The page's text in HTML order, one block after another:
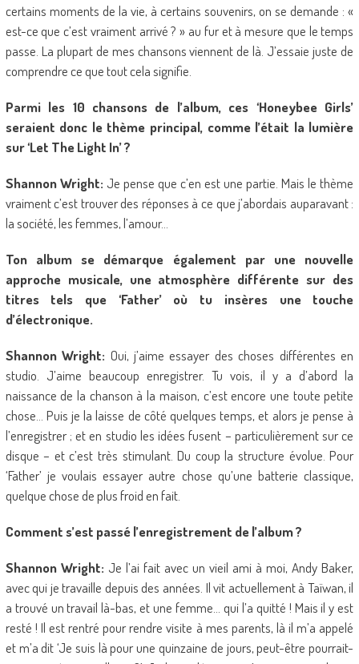
certains moments de la vie, à certains souvenirs, on se demande : «
est-ce que c’est vraiment arrivé ? » au fur et à mesure que le temps
passe. La plupart de mes chansons viennent de là. J’essaie juste de
comprendre ce que tout cela signifie.
Parmi les 10 chansons de l’album, ces ‘Honeybee Girls’
seraient donc le thème principal, comme l’était la lumière
sur ‘Let The Light In’ ?
Shannon Wright: Je pense que c’en est une partie. Mais le thème
vraiment c’est trouver des réponses à ce que j’abordais auparavant :
la société, les femmes, l’amour…
Ton album se démarque également par une nouvelle
approche musicale, une atmosphère différente sur des
titres tels que ‘Father’ où tu insères une touche
d’électronique.
Shannon Wright: Oui, j’aime essayer des choses différentes en
studio. J’aime beaucoup enregistrer. Tu vois, il y a d’abord la
naissance de la chanson à la maison, c’est encore une toute petite
chose… Puis je la laisse de côté quelques temps, et alors je pense à
l’enregistrer ; et en studio les idées fusent – particulièrement sur ce
disque – et c’est très stimulant. Du coup la structure évolue. Pour
‘Father’ je voulais essayer autre chose qu’une batterie classique,
quelque chose de plus froid en fait.
Comment s’est passé l’enregistrement de l’album ?
Shannon Wright: Je l’ai fait avec un vieil ami à moi, Andy Baker,
avec qui je travaille depuis des années. Il vit actuellement à Taïwan, il
a trouvé un travail là-bas, et une femme… qui l’a quitté ! Mais il y est
resté ! Il est rentré pour rendre visite à mes parents, là il m’a appelé
et m’a dit ‘Je suis là pour une quinzaine de jours, peut-être pourrait-